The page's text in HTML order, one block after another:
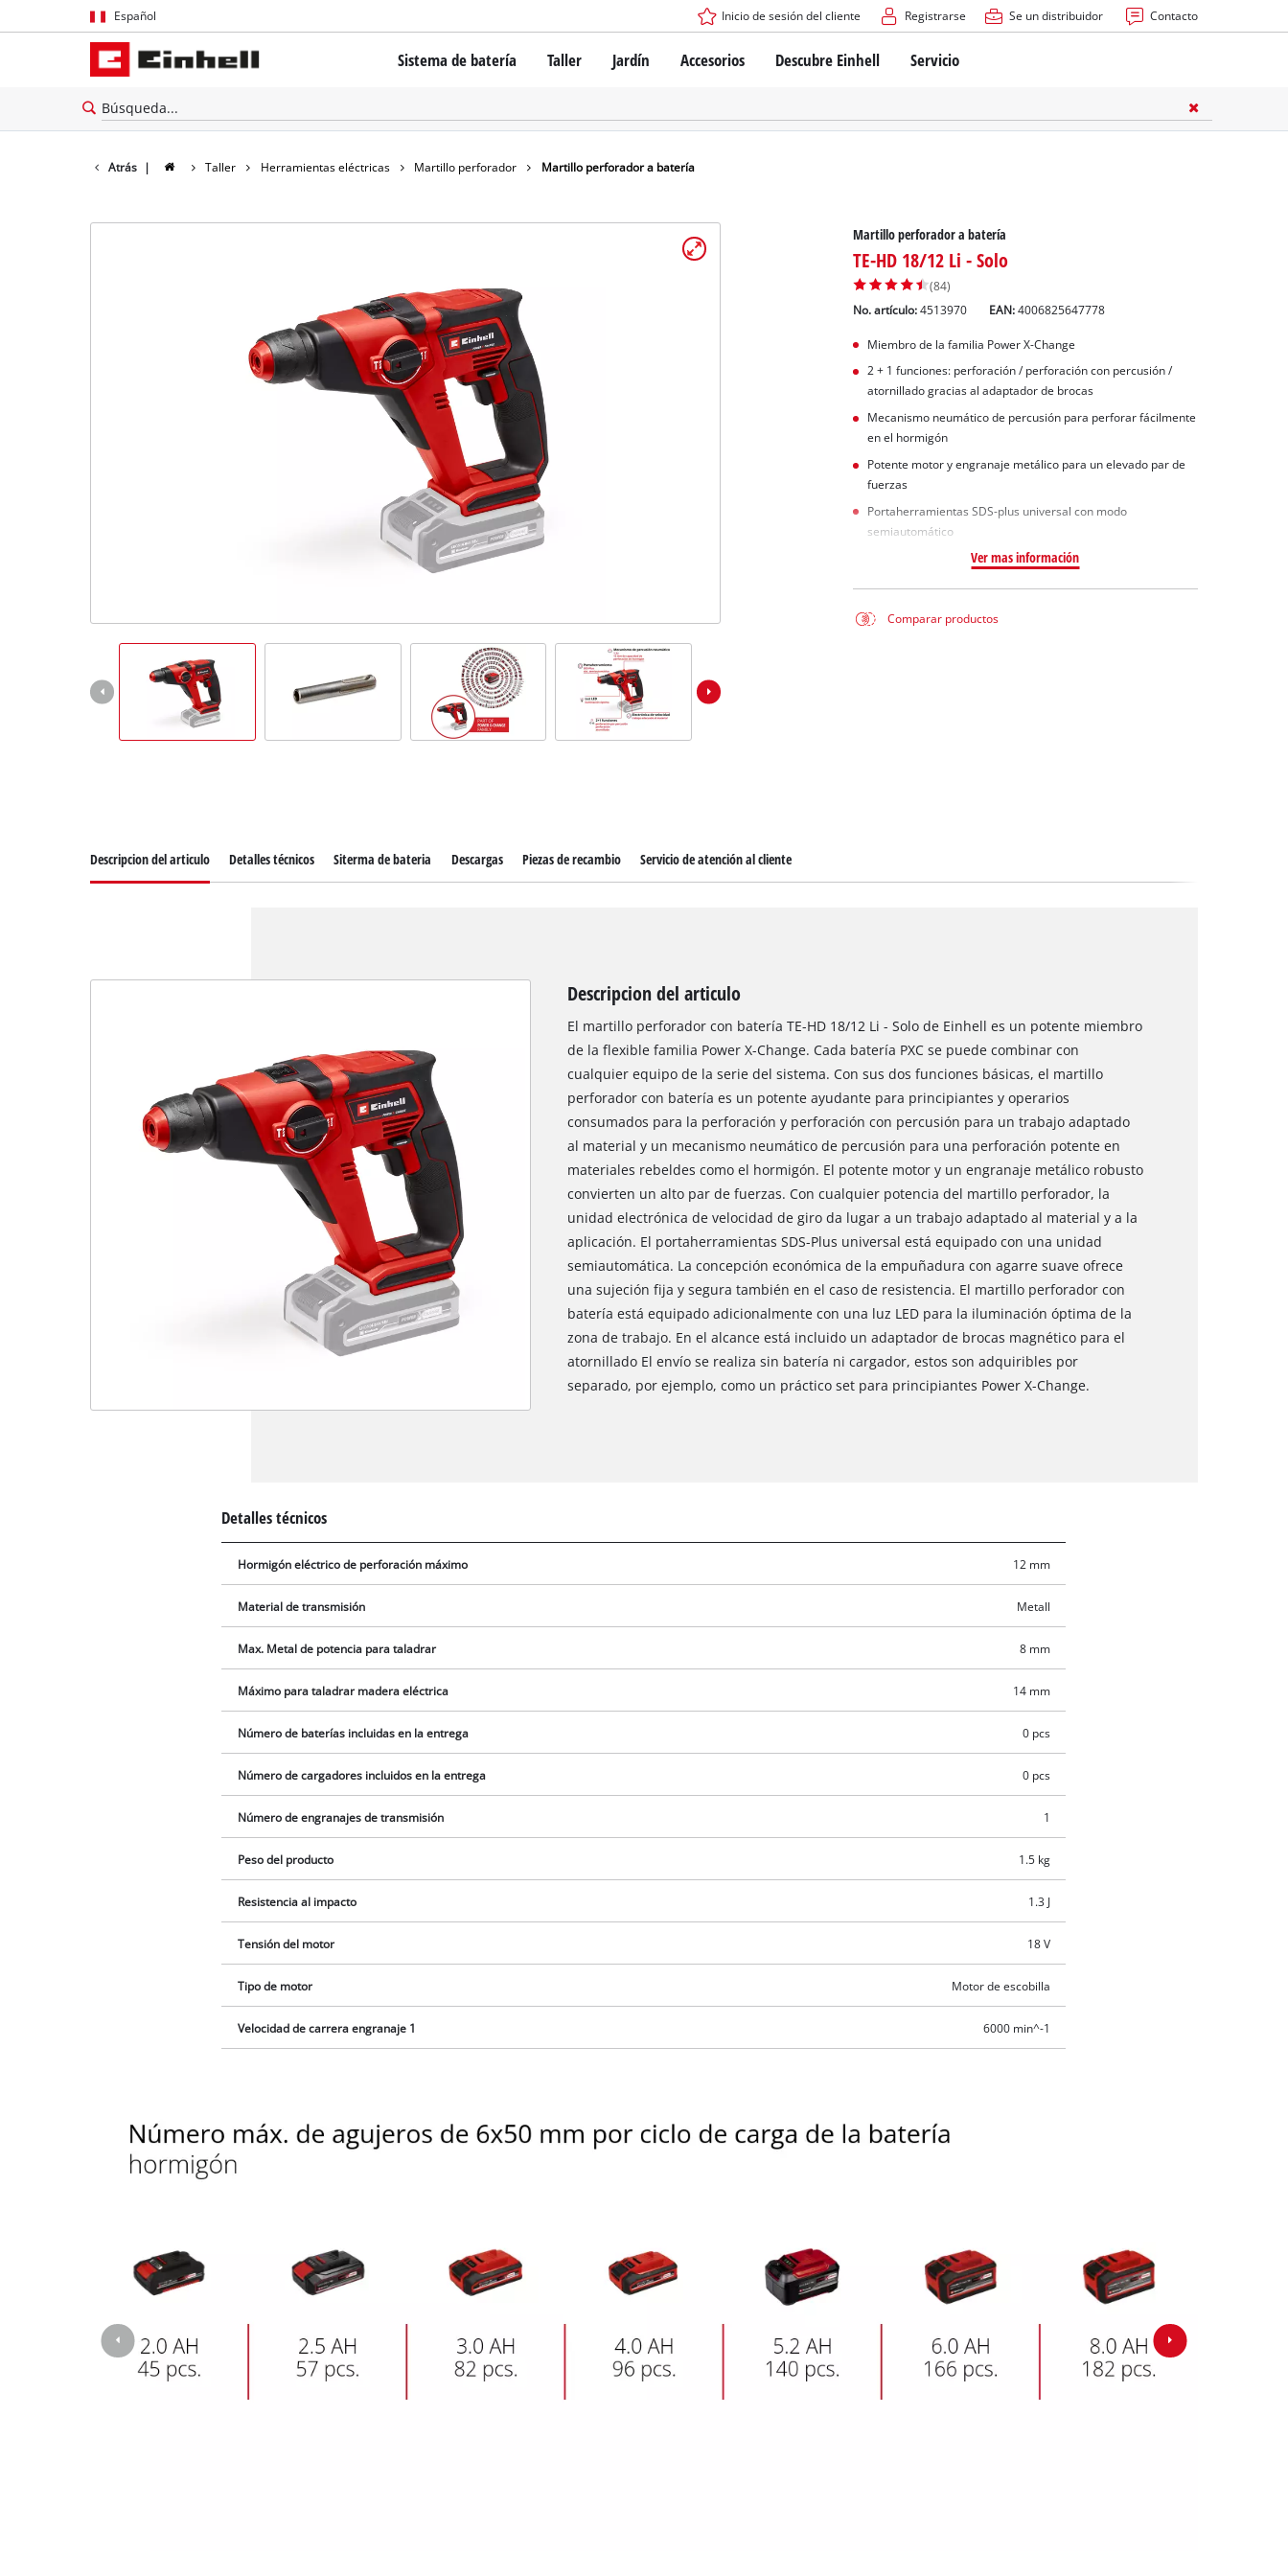
Español
Español
English
Inicio de sesión del cliente Registrarse Se un distribuidor Contacto
Sistema de batería
El sistema de batería Power X-Change
Brushless
Todos los dispositivos PROFESSIONAL
Herramientas eléctricas PROFESSIONAL
Herramientas de jardín PROFESSIONAL
Todos los productos Power X-Change
Herramientas Power X-Change
Herramientas de jardín Power X-Change
Taller
Destornilladores con batería
Martillo perforador
Equipos de medición
Otras herramientas
Sierras de mesa
Compresores
Esmeriles de banco
Aspiradores de ceniza
Jardín Accesorios Descubre Einhell Servicio
Atrás | Taller Herramientas eléctricas Martillo perforador Martillo perforador a batería
Martillo perforador a batería
TE-HD 18/12 Li - Solo
(84)
No. artículo: 4513970 EAN:4006825647778
Miembro de la familia Power X-Change
2 + 1 funciones: perforación / perforación con percusión /
atornillado gracias al adaptador de brocas
Mecanismo neumático de percusión para perforar fácilmente
en el hormigón
Potente motor y engranaje metálico para un elevado par de
fuerzas
Portaherramientas SDS-plus universal con modo
semiautomático
Ver mas información
Comparar productos
cargar el servicio Google Maps!
the site with their CMP to add this content
Descripcion del articulo Detalles técnicos Siterma de bateria Descargas Piezas de recambio Servicio de atención al cliente
Descripcion del articulo
El martillo perforador con batería TE-HD 18/12 Li - Solo de Einhell es un potente miembro
de la flexible familia Power X-Change. Cada batería PXC se puede combinar con
cualquier equipo de la serie del sistema. Con sus dos funciones básicas, el martillo
perforador con batería es un potente ayudante para principiantes y operarios
consumados para la perforación y perforación con percusión para un trabajo adaptado
al material y un mecanismo neumático de percusión para una perforación potente en
materiales rebeldes como el hormigón. El potente motor y un engranaje metálico robusto
convierten un alto par de fuerzas. Con cualquier potencia del martillo perforador, la
unidad electrónica de velocidad de giro da lugar a un trabajo adaptado al material y a la
aplicación. El portaherramientas SDS-Plus universal está equipado con una unidad
semiautomática. La concepción económica de la empuñadura con agarre suave ofrece
una sujeción fija y segura también en el caso de resistencia. El martillo perforador con
batería está equipado adicionalmente con una luz LED para la iluminación óptima de la
zona de trabajo. En el alcance está incluido un adaptador de brocas magnético para el
atornillado El envío se realiza sin batería ni cargador, estos son adquiribles por
separado, por ejemplo, como un práctico set para principiantes Power X-Change.
Detalles técnicos
Hormigón eléctrico de perforación máximo 12 mm
Material de transmisión Metall
Max. Metal de potencia para taladrar 8 mm
Máximo para taladrar madera eléctrica 14 mm
Número de baterías incluidas en la entrega 0 pcs
Número de cargadores incluidos en la entrega 0 pcs
Número de engranajes de transmisión 1
Peso del producto 1.5 kg
Resistencia al impacto 1.3 J
Tensión del motor 18 V
Tipo de motor Motor de escobilla
Velocidad de carrera engranaje 1 6000 min^-1